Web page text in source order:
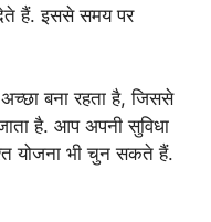
हैं. इससे समय पर
बना रहता है, जिससे
है. आप अपनी सुविधा
योजना भी चुन सकते हैं.